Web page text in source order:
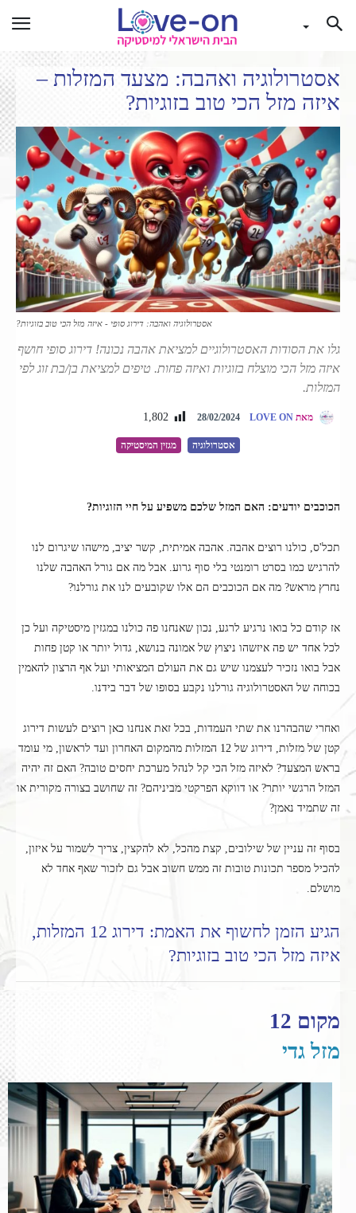
אסטרולוגיה ואהבה: מצעד המזלות –
איזה מזל הכי טוב בזוגיות?
אסטרולוגיה ואהבה: דירוג סופי - איזה מזל הכי טוב בזוגיות?
גלו את הסודות האסטרולוגיים למציאת אהבה נכונה! דירוג סופי חושף
איזה מזל הכי מוצלח בזוגיות ואיזה פחות. טיפים למציאת בן/בת זוג לפי
המזלות.
אסטרולוגיה מגזין המיסטיקה
מאת LOVE ON
28/02/2024
1,802
הכוכבים יודעים: האם המזל שלכם משפיע על חיי הזוגיות?
תכל'ס, כולנו רוצים אהבה. אהבה אמיתית, קשר יציב, מישהו שיגרום לנו
להרגיש כמו בסרט רומנטי בלי סוף גרוע. אבל מה אם גורל האהבה שלנו
נחרץ מראש? מה אם הכוכבים הם אלו שקובעים לנו את גורלנו?
אז קודם כל בואו נרגיע לרגע, נכון שאנחנו פה כולנו במגזין מיסטיקה ועל כן
לכל אחד יש פה איזשהו ניצוץ של אמונה בנושא, גדול יותר או קטן פחות
אבל בואו נזכיר לעצמנו שיש גם את העולם המציאותי ועל אף הרצון להאמין
בכוחה של האסטרולוגיה גורלנו נקבע בסופו של דבר בידנו.
ואחרי שהבהרנו את שתי העמדות, בכל זאת אנחנו כאן רוצים לעשות דירוג
קטן של מזלות, דירוג של 12 המזלות מהמקום האחרון ועד לראשון, מי עומד
בראש המצעד? לאיזה מזל הכי קל לנהל מערכת יחסים טובה? האם זה יהיה
המזל הרגשי יותר? או דווקא הפרקטי מביניהם? זה שחושב בצורה מקורית או
זה שתמיד נאמן?
בסוף זה עניין של שילובים, קצת מהכל, לא להקצין, צריך לשמור על איזון,
להכיל מספר תכונות טובות זה ממש חשוב אבל גם לזכור שאף אחד לא
מושלם.
הגיע הזמן לחשוף את האמת: דירוג 12 המזלות,
איזה מזל הכי טוב בזוגיות?
מקום 12
מזל גדי